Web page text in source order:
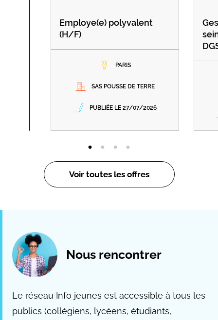
Employe(e) polyvalent
(H/F)
PARIS
SAS POUSSE DE TERRE
PUBLIÉE LE 27/07/2026
Voir toutes les offres
Nous rencontrer
Le réseau Info jeunes est accessible à tous les
publics (collégiens, lycéens, étudiants,